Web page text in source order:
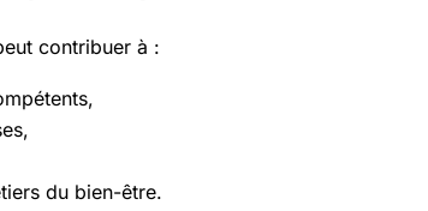
contribuer à :
du bien-être.